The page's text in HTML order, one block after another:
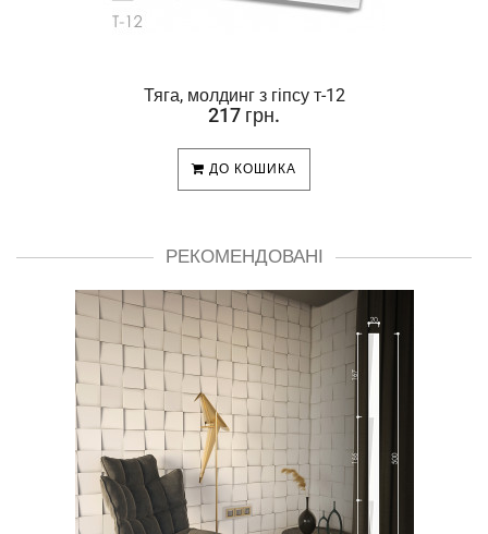
Тяга, молдинг з гіпсу т-12
217 грн.
ДО КОШИКА
РЕКОМЕНДОВАНІ